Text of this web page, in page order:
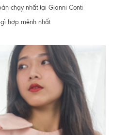
chạy nhất tại Gianni Conti
hợp mệnh nhất